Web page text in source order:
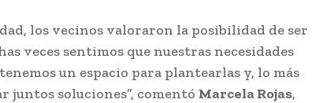
los vecinos valoraron la posibilidad de ser
veces sentimos que nuestras necesidades
un espacio para plantearlas y, lo más
juntos soluciones”, comentó Marcela Rojas,